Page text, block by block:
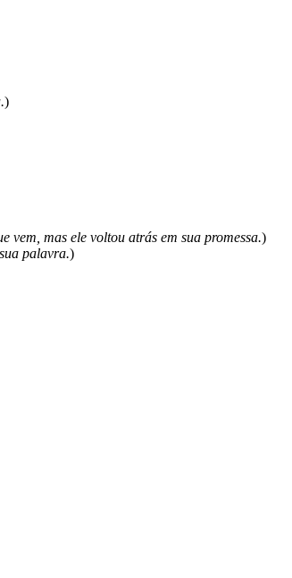
)
vem, mas ele voltou atrás em sua promessa.)
palavra.)